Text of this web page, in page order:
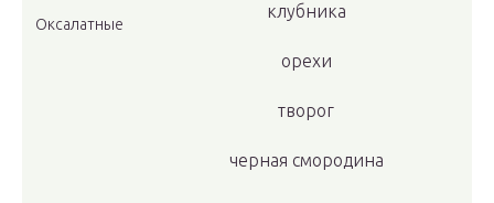
Оксалатные
клубника
орехи
творог
черная смородина